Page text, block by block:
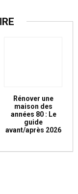
Rénover une
maison des
années 80 : Le
guide
avant/après 2026